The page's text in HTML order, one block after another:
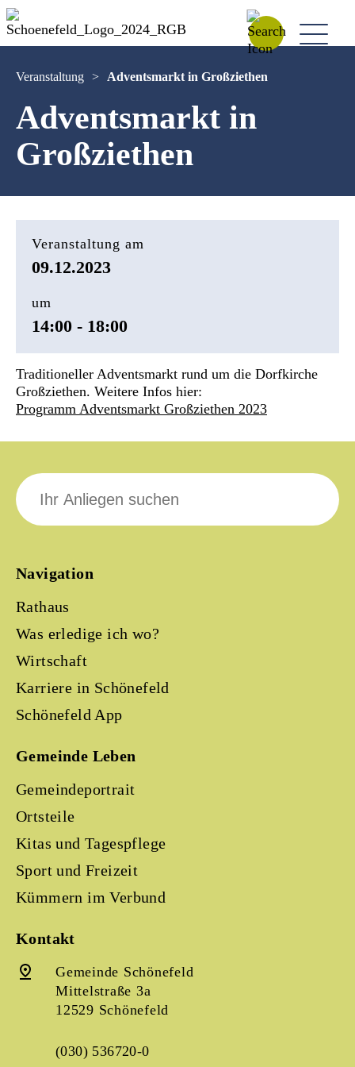
Veranstaltung > Adventsmarkt in Großziethen
Adventsmarkt in
Großziethen
Veranstaltung am
09.12.2023
um
14:00 - 18:00
Traditioneller Adventsmarkt rund um die Dorfkirche
Großziethen. Weitere Infos hier:
Programm Adventsmarkt Großziethen 2023
Navigation
Rathaus
Was erledige ich wo?
Wirtschaft
Karriere in Schönefeld
Schönefeld App
Gemeinde Leben
Gemeindeportrait
Ortsteile
Kitas und Tagespflege
Sport und Freizeit
Kümmern im Verbund
Kontakt
Gemeinde Schönefeld
Mittelstraße 3a
12529 Schönefeld
(030) 536720-0
Suche
nach: